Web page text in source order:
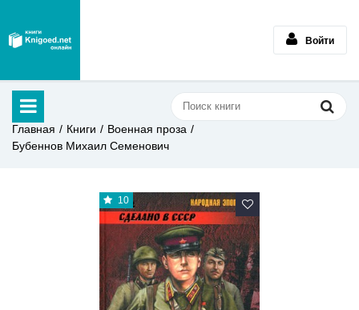
Войти
Главная Книги
Военная проза
Бубеннов Михаил Семенович
10